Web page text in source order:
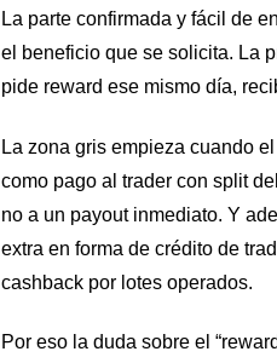
La parte confirmada y fácil de
el beneficio que se solicita. La
pide reward ese mismo día,
La zona gris empieza cuando
como pago al trader con split
no a un payout inmediato. Y
extra en forma de crédito de
cashback por lotes operados.
Por eso la duda sobre el